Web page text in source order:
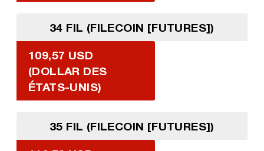
34 FIL (FILECOIN [FUTURES])
109,57 USD
(DOLLAR DES
ÉTATS-UNIS)
35 FIL (FILECOIN [FUTURES])